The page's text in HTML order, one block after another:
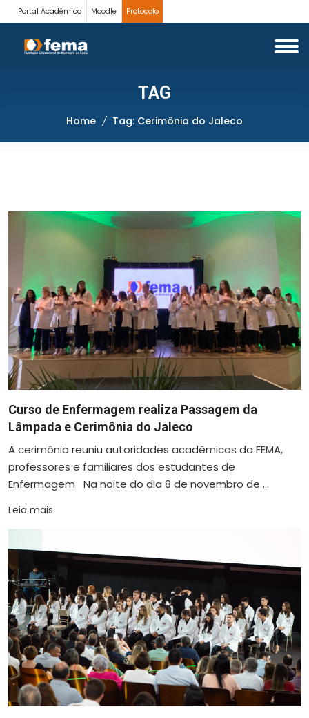
Portal Acadêmico Moodle Protocolo
TAG
Home Tag: Cerimônia do Jaleco
Curso de Enfermagem realiza Passagem da
Lâmpada e Cerimônia do Jaleco
A cerimônia reuniu autoridades acadêmicas da FEMA,
professores e familiares dos estudantes de
Enfermagem Na noite do dia 8 de novembro de ...
Leia mais